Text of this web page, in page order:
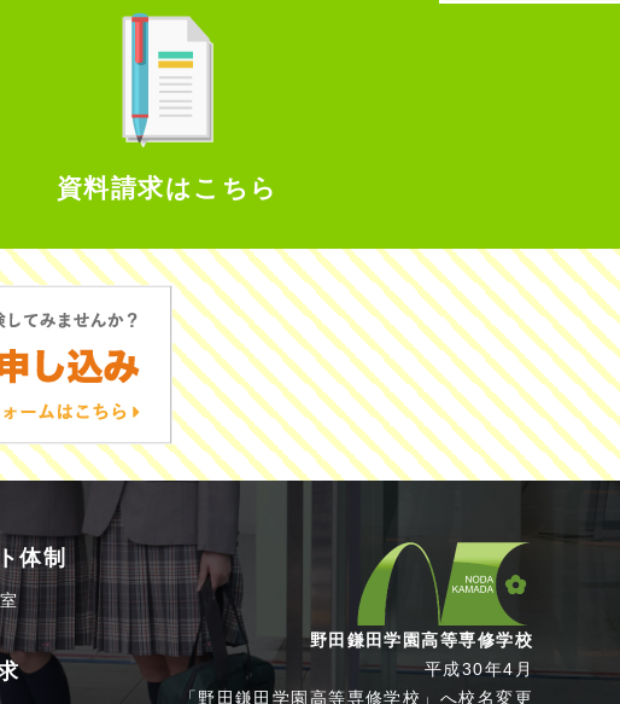
資料請求はこちら
体制
野田鎌田学園高等専修学校
平成30年4月
「野田鎌田学園高等専修学校」へ校名変更